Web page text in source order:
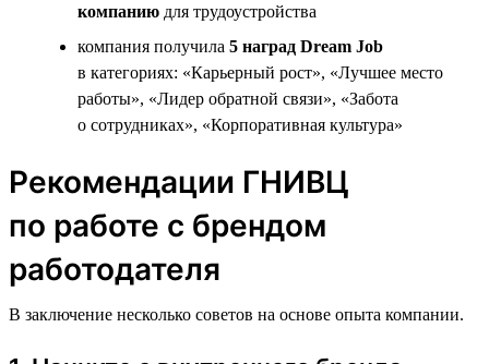
компанию для трудоустройства
компания получила 5 наград Dream Job
в категориях: «Карьерный рост», «Лучшее место
работы», «Лидер обратной связи», «Забота
о сотрудниках», «Корпоративная культура»
Рекомендации ГНИВЦ
по работе с брендом
работодателя
В заключение несколько советов на основе опыта компании.